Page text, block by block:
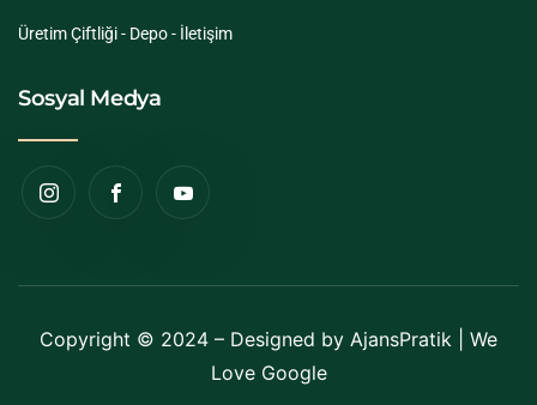
Üretim Çiftliği - Depo - İletişim
Sosyal Medya
Copyright © 2024 – Designed by AjansPratik | We
Love Google